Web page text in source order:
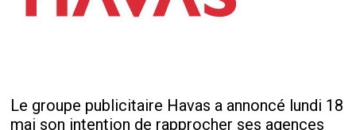
Le groupe publicitaire Havas a annoncé lundi 18
mai son intention de rapprocher ses agences